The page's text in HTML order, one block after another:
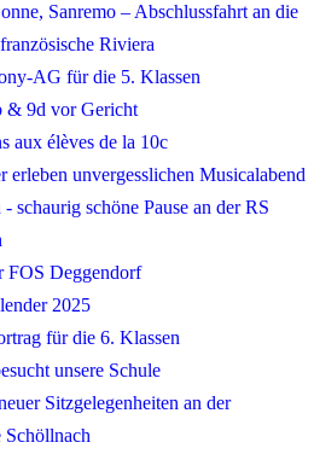
Sanremo – Abschlussfahrt an die
Riviera
AG für die 5. Klassen
& 9d vor Gericht
aux élèves de la 10c
erleben unvergesslichen Musicalabend
schaurig schöne Pause an der RS
FOS Deggendorf
2025
für die 6. Klassen
unsere Schule
Sitzgelegenheiten an der
Schöllnach